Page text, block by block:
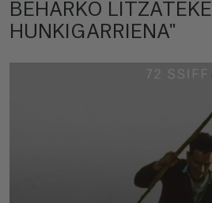
BEHARKO LITZATEKE
HUNKIGARRIENA"